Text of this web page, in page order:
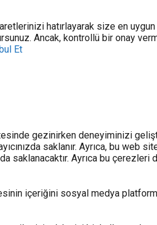
hatırlayarak size en
Ancak, kontrollü bir onay
Et
gezinirken deneyiminizi
saklanır. Ayrıca, bu web
saklanacaktır. Ayrıca bu
içeriğini sosyal medya